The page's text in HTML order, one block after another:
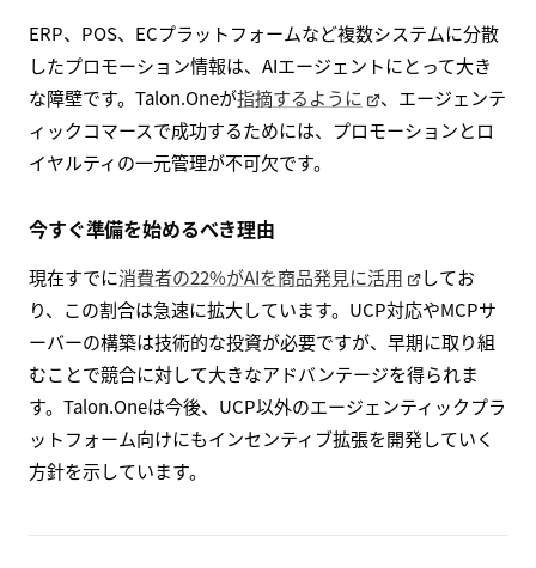
ERP、POS、ECプラットフォームなど複数システムに分散
したプロモーション情報は、AIエージェントにとって大き
な障壁です。Talon.Oneが指摘するように
、エージェンテ
ィックコマースで成功するためには、プロモーションとロ
イヤルティの一元管理が不可欠です。
今すぐ準備を始めるべき理由
現在すでに消費者の22%がAIを商品発見に活用
してお
り、この割合は急速に拡大しています。UCP対応やMCPサ
ーバーの構築は技術的な投資が必要ですが、早期に取り組
むことで競合に対して大きなアドバンテージを得られま
す。Talon.Oneは今後、UCP以外のエージェンティックプラ
ットフォーム向けにもインセンティブ拡張を開発していく
方針を示しています。